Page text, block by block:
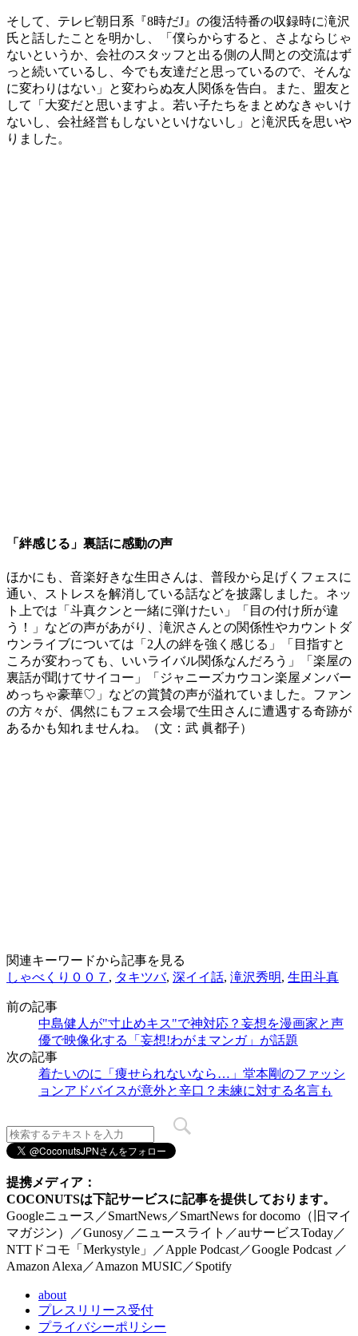
そして、テレビ朝日系『8時だJ』の復活特番の収録時に滝沢
氏と話したことを明かし、「僕らからすると、さよならじゃ
ないというか、会社のスタッフと出る側の人間との交流はず
っと続いているし、今でも友達だと思っているので、そんな
に変わりはない」と変わらぬ友人関係を告白。また、盟友と
して「大変だと思いますよ。若い子たちをまとめなきゃいけ
ないし、会社経営もしないといけないし」と滝沢氏を思いや
りました。
「絆感じる」裏話に感動の声
ほかにも、音楽好きな生田さんは、普段から足げくフェスに
通い、ストレスを解消している話などを披露しました。ネッ
ト上では「斗真クンと一緒に弾けたい」「目の付け所が違
う！」などの声があがり、滝沢さんとの関係性やカウントダ
ウンライブについては「2人の絆を強く感じる」「目指すと
ころが変わっても、いいライバル関係なんだろう」「楽屋の
裏話が聞けてサイコー」「ジャニーズカウコン楽屋メンバー
めっちゃ豪華♡」などの賞賛の声が溢れていました。ファン
の方々が、偶然にもフェス会場で生田さんに遭遇する奇跡が
あるかも知れませんね。（文：武 眞都子）
関連キーワードから記事を見る
しゃべくり００７ , タキツバ, 深イイ話, 滝沢秀明, 生田斗真
前の記事
中島健人が"寸止めキス"で神対応？妄想を漫画家と声
優で映像化する「妄想!わがまマンガ」が話題
次の記事
着たいのに「痩せられないなら…」堂本剛のファッシ
ョンアドバイスが意外と辛口？未練に対する名言も
提携メディア：
COCONUTSは下記サービスに記事を提供しております。
Googleニュース／SmartNews／SmartNews for docomo（旧マイ
マガジン）／Gunosy／ニュースライト／auサービスToday／
NTTドコモ「Merkystyle」／Apple Podcast／Google Podcast ／
Amazon Alexa／Amazon MUSIC／Spotify
about
プレスリリース受付
プライバシーポリシー